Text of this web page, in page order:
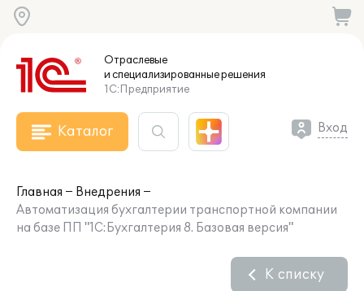
Отраслевые
и специализированныерешения
1С:Предприятие
Каталог Вход
Главная
Внедрения
Автоматизация бухгалтерии транспортной компании
на базе ПП "1С:Бухгалтерия 8. Базовая версия"
К списку